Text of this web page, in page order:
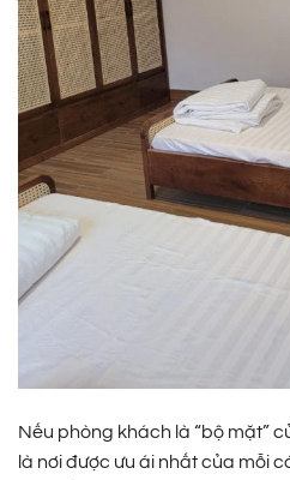
Nếu phòng khách là “bộ mặt”
là nơi được ưu ái nhất của mỗi